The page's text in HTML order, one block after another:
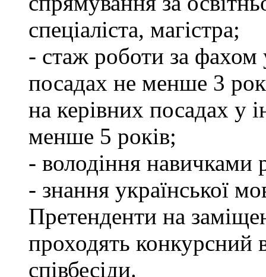
спеціаліста, магістра;
- стаж роботи за фахом
посадах не менше 3
на керівних посадах у
менше 5 років;
- володіння навичками
- знання української
Претенденти на
проходять конкурсний
співбесіди.